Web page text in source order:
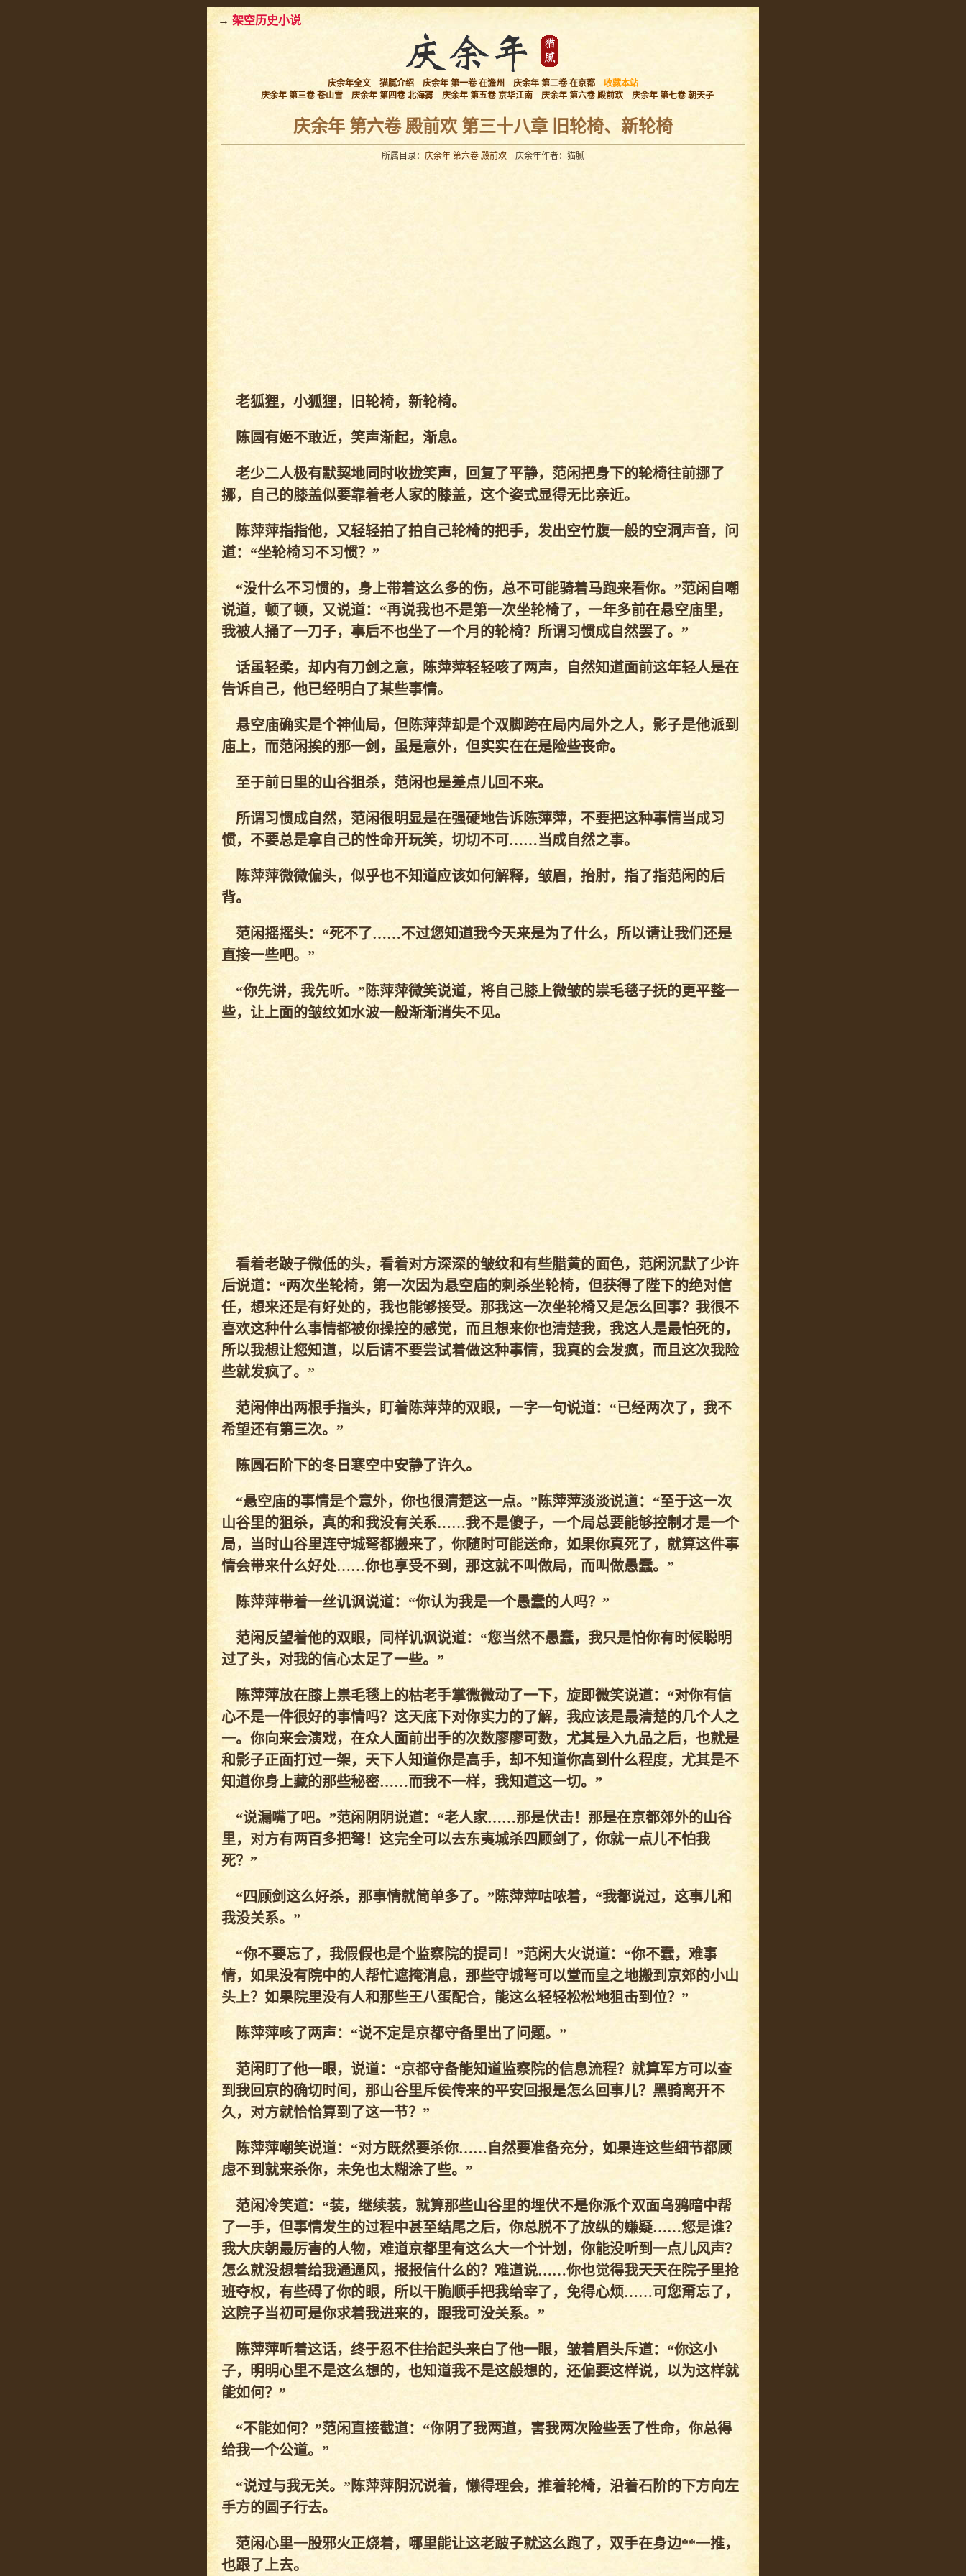
→ 架空历史小说
庆余年全文 猫腻介绍 庆余年 第一卷 在澹州 庆余年 第二卷 在京都
收藏本站
庆余年 第三卷 苍山雪
庆余年 第四卷 北海雾 庆余年 第五卷 京华江南 庆余年 第六卷 殿前欢 庆余年 第七卷 朝天子
庆余年 第六卷 殿前欢 第三十八章 旧轮椅、新轮椅
所属目录： 庆余年 第六卷 殿前欢 庆余年作者：猫腻
老狐狸，小狐狸，旧轮椅，新轮椅。
陈圆有姬不敢近，笑声渐起，渐息。
老少二人极有默契地同时收拢笑声，回复了平静，范闲把身下的轮椅往前挪了
挪，自己的膝盖似要靠着老人家的膝盖，这个姿式显得无比亲近。
陈萍萍指指他，又轻轻拍了拍自己轮椅的把手，发出空竹腹一般的空洞声音，问
道：“坐轮椅习不习惯？”
“没什么不习惯的，身上带着这么多的伤，总不可能骑着马跑来看你。”范闲自嘲
说道，顿了顿，又说道：“再说我也不是第一次坐轮椅了，一年多前在悬空庙里，
我被人捅了一刀子，事后不也坐了一个月的轮椅？所谓习惯成自然罢了。”
话虽轻柔，却内有刀剑之意，陈萍萍轻轻咳了两声，自然知道面前这年轻人是在
告诉自己，他已经明白了某些事情。
悬空庙确实是个神仙局，但陈萍萍却是个双脚跨在局内局外之人，影子是他派到
庙上，而范闲挨的那一剑，虽是意外，但实实在在是险些丧命。
至于前日里的山谷狙杀，范闲也是差点儿回不来。
所谓习惯成自然，范闲很明显是在强硬地告诉陈萍萍，不要把这种事情当成习
惯，不要总是拿自己的性命开玩笑，切切不可……当成自然之事。
陈萍萍微微偏头，似乎也不知道应该如何解释，皱眉，抬肘，指了指范闲的后
背。
范闲摇摇头：“死不了……不过您知道我今天来是为了什么，所以请让我们还是
直接一些吧。”
“你先讲，我先听。”陈萍萍微笑说道，将自己膝上微皱的祟毛毯子抚的更平整一
些，让上面的皱纹如水波一般渐渐消失不见。
看着老跛子微低的头，看着对方深深的皱纹和有些腊黄的面色，范闲沉默了少许
后说道：“两次坐轮椅，第一次因为悬空庙的刺杀坐轮椅，但获得了陛下的绝对信
任，想来还是有好处的，我也能够接受。那我这一次坐轮椅又是怎么回事？我很不
喜欢这种什么事情都被你操控的感觉，而且想来你也清楚我，我这人是最怕死的，
所以我想让您知道，以后请不要尝试着做这种事情，我真的会发疯，而且这次我险
些就发疯了。”
范闲伸出两根手指头，盯着陈萍萍的双眼，一字一句说道：“已经两次了，我不
希望还有第三次。”
陈圆石阶下的冬日寒空中安静了许久。
“悬空庙的事情是个意外，你也很清楚这一点。”陈萍萍淡淡说道：“至于这一次
山谷里的狙杀，真的和我没有关系……我不是傻子，一个局总要能够控制才是一个
局，当时山谷里连守城弩都搬来了，你随时可能送命，如果你真死了，就算这件事
情会带来什么好处……你也享受不到，那这就不叫做局，而叫做愚蠢。”
陈萍萍带着一丝讥讽说道：“你认为我是一个愚蠢的人吗？”
范闲反望着他的双眼，同样讥讽说道：“您当然不愚蠢，我只是怕你有时候聪明
过了头，对我的信心太足了一些。”
陈萍萍放在膝上祟毛毯上的枯老手掌微微动了一下，旋即微笑说道：“对你有信
心不是一件很好的事情吗？这天底下对你实力的了解，我应该是最清楚的几个人之
一。你向来会演戏，在众人面前出手的次数廖廖可数，尤其是入九品之后，也就是
和影子正面打过一架，天下人知道你是高手，却不知道你高到什么程度，尤其是不
知道你身上藏的那些秘密……而我不一样，我知道这一切。”
“说漏嘴了吧。”范闲阴阴说道：“老人家……那是伏击！那是在京都郊外的山谷
里，对方有两百多把弩！这完全可以去东夷城杀四顾剑了，你就一点儿不怕我
死？”
“四顾剑这么好杀，那事情就简单多了。”陈萍萍咕哝着，“我都说过，这事儿和
我没关系。”
“你不要忘了，我假假也是个监察院的提司！”范闲大火说道：“你不蠢，难事
情，如果没有院中的人帮忙遮掩消息，那些守城弩可以堂而皇之地搬到京郊的小山
头上？如果院里没有人和那些王八蛋配合，能这么轻轻松松地狙击到位？”
陈萍萍咳了两声：“说不定是京都守备里出了问题。”
范闲盯了他一眼，说道：“京都守备能知道监察院的信息流程？就算军方可以查
到我回京的确切时间，那山谷里斥侯传来的平安回报是怎么回事儿？黑骑离开不
久，对方就恰恰算到了这一节？”
陈萍萍嘲笑说道：“对方既然要杀你……自然要准备充分，如果连这些细节都顾
虑不到就来杀你，未免也太糊涂了些。”
范闲冷笑道：“装，继续装，就算那些山谷里的埋伏不是你派个双面乌鸦暗中帮
了一手，但事情发生的过程中甚至结尾之后，你总脱不了放纵的嫌疑……您是谁？
我大庆朝最厉害的人物，难道京都里有这么大一个计划，你能没听到一点儿风声？
怎么就没想着给我通通风，报报信什么的？难道说……你也觉得我天天在院子里抢
班夺权，有些碍了你的眼，所以干脆顺手把我给宰了，免得心烦……可您甭忘了，
这院子当初可是你求着我进来的，跟我可没关系。”
陈萍萍听着这话，终于忍不住抬起头来白了他一眼，皱着眉头斥道：“你这小
子，明明心里不是这么想的，也知道我不是这般想的，还偏要这样说，以为这样就
能如何？”
“不能如何？”范闲直接截道：“你阴了我两道，害我两次险些丢了性命，你总得
给我一个公道。”
“说过与我无关。”陈萍萍阴沉说着，懒得理会，推着轮椅，沿着石阶的下方向左
手方的圆子行去。
范闲心里一股邪火正烧着，哪里能让这老跛子就这么跑了，双手在身边**一推，
也跟了上去。